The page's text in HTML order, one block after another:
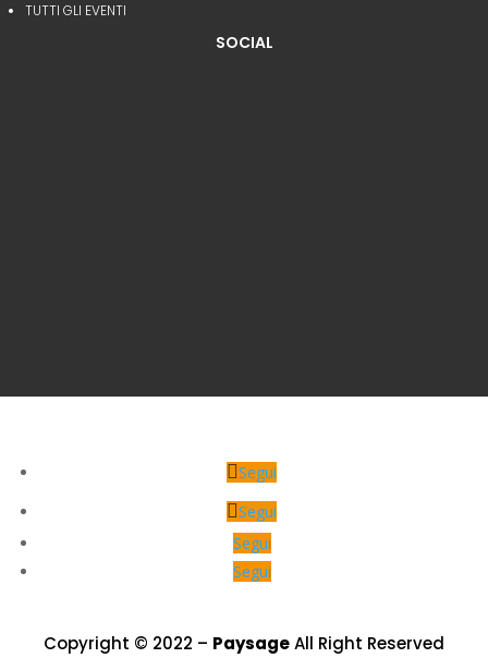
TUTTI GLI EVENTI
SOCIAL
Segui
Segui
Segui
Segui
Copyright © 2022 – PaysageAll Right Reserved